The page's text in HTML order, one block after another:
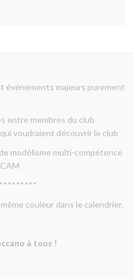
événements majeurs purement
entre membres du club
voudraient découvrir le club
modélisme multi-compétence
couleur dans le calendrier.
à tous !